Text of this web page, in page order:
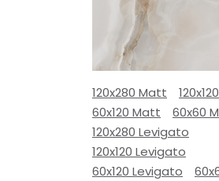
120x280 Matt
60x120 Matt
60x60
120x280 Levigato
120x120 Levigato
60x120 Levigato